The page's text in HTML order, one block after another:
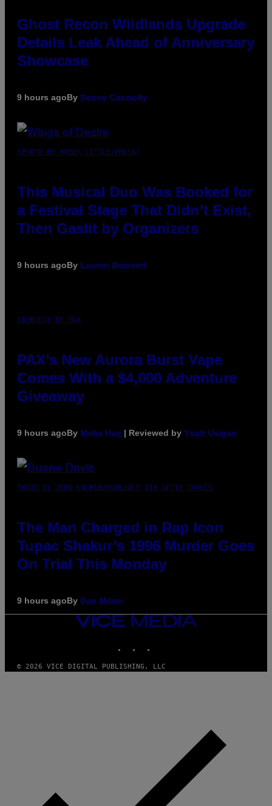
Ghost Recon Wildlands Upgrade
Details Leak Ahead of Anniversary
Showcase
9 hours agoBy Denny Connolly
(PHOTO BY AMBER LITTLE/PRESS)
This Musical Duo Was Booked for
a Festival Stage That Didn’t Exist,
Then Gaslit by Organizers
9 hours agoBy Lauren Boisvert
COURTESY OF PAX
PAX’s New Aurora Burst Vape
Comes With a $4,000 Adventure
Giveaway
9 hours agoBy Maha Haq | Reviewed by Ysolt Usigan
PHOTO BY JOHN LOCHER/POOL/AFP VIA GETTY IMAGES
The Man Charged in Rap Icon
Tupac Shakur’s 1996 Murder Goes
On Trial This Monday
9 hours agoBy Dan Milam
VICE
MEDIA
© 2026 VICE DIGITAL PUBLISHING, LLC